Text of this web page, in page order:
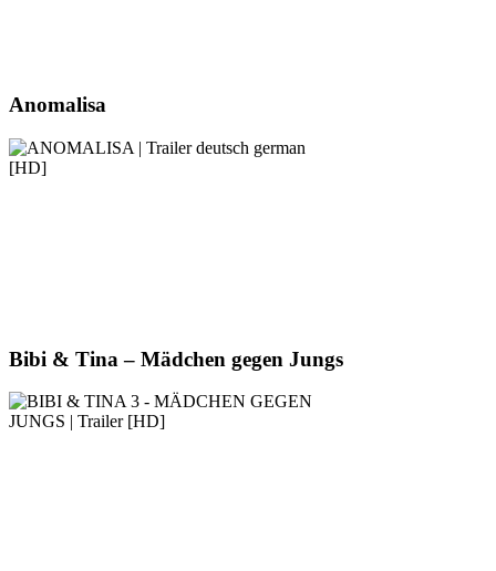
Anomalisa
Bibi & Tina – Mädchen gegen Jungs